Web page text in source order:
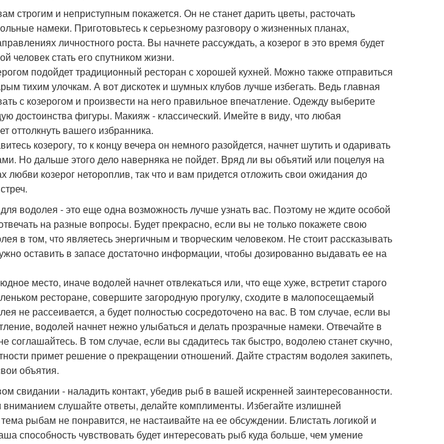
строгим и неприступным покажется. Он не станет дарить цветы, расточать
намеки. Приготовьтесь к серьезному разговору о жизненных планах,
личностного роста. Вы начнете рассуждать, а козерог в это время будет
человек стать его спутником жизни.
подойдет традиционный ресторан с хорошей кухней. Можно также отправиться
тихим улочкам. А вот дискотек и шумных клубов лучше избегать. Ведь главная
с козерогом и произвести на него правильное впечатление. Одежду выберите
достоинства фигуры. Макияж - классический. Имейте в виду, что любая
оттолкнуть вашего избранника.
козерогу, то к концу вечера он немного разойдется, начнет шутить и одаривать
Но дальше этого дело наверняка не пойдет. Вряд ли вы объятий или поцелуя на
любви козерог нетороплив, так что и вам придется отложить свои ожидания до
водолея - это еще одна возможность лучше узнать вас. Поэтому не ждите особой
на разные вопросы. Будет прекрасно, если вы не только покажете свою
в том, что являетесь энергичным и творческим человеком. Не стоит рассказывать
оставить в запасе достаточно информации, чтобы дозированно выдавать ее на
место, иначе водолей начнет отвлекаться или, что еще хуже, встретит старого
ресторане, совершите загородную прогулку, сходите в малопосещаемый
не рассеивается, а будет полностью сосредоточено на вас. В том случае, если вы
водолей начнет нежно улыбаться и делать прозрачные намеки. Отвечайте в
соглашайтесь. В том случае, если вы сдадитесь так быстро, водолею станет скучно,
примет решение о прекращении отношений. Дайте страстям водолея закипеть,
объятия.
свидании - наладить контакт, убедив рыб в вашей искренней заинтересованности.
слушайте ответы, делайте комплименты. Избегайте излишней
рыбам не понравится, не настаивайте на ее обсуждении. Блистать логикой и
способность чувствовать будет интересовать рыб куда больше, чем умение